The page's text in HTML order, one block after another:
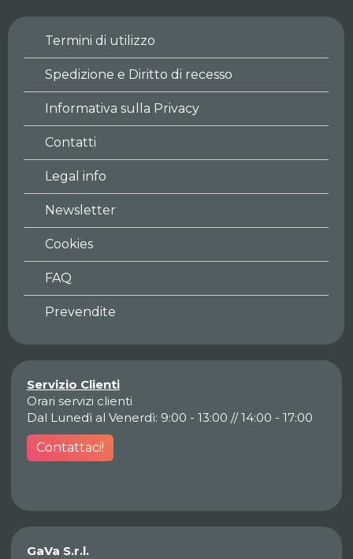
Termini di utilizzo
Spedizione e Diritto di recesso
Informativa sulla Privacy
Contatti
Legal info
Newsletter
Cookies
FAQ
Prevendite
Servizio Clienti
Orari servizi clienti
Dal Lunedì al Venerdì: 9:00 - 13:00 // 14:00 - 17:00
Contattaci!
GaVa S.r.l.